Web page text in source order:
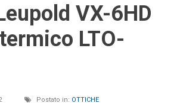
LTO-
Postato in: OTTICHE